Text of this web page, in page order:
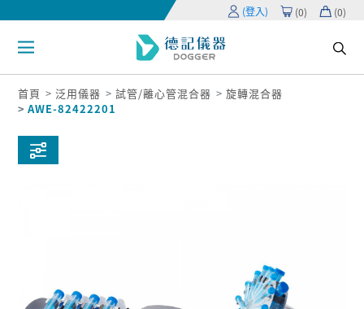
(登入) (0) (0)
首頁 泛用儀器 試管/離心管混合器
旋轉混合器
AWE-82422201